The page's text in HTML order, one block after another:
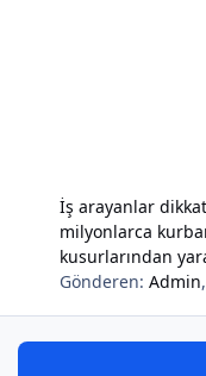
İş arayanlar
milyonlarca
kusurlarından
Gönderen:Admin